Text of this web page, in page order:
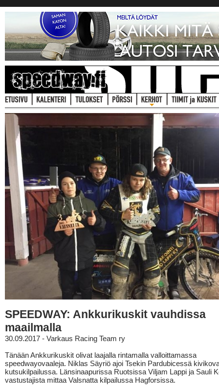
SPEEDWAY: Ankkurikuskit vauhdissa
maailmalla
30.09.2017 - Varkaus Racing Team ry
Tänään Ankkurikuskit olivat laajalla rintamalla valloittamassa
speedwayovaaleja. Niklas Säyriö ajoi Tsekin Pardubicessä
kutsukilpailussa. Länsinaapurissa Ruotsissa Viljam Lappi ja Sauli
vastustajista mittaa Valsnatta kilpailussa Hagforsissa.